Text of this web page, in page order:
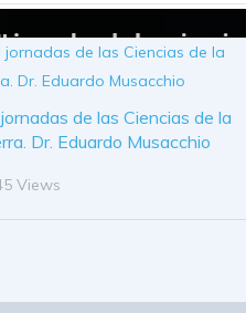
de las Ciencias de la
Dr. Eduardo Musacchio
Views